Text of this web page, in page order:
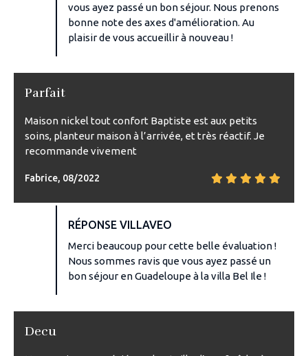
vous ayez passé un bon séjour. Nous prenons
bonne note des axes d'amélioration. Au
plaisir de vous accueillir à nouveau !
Parfait
Maison nickel tout confort Baptiste est aux petits
soins, planteur maison à l’arrivée, et très réactif. Je
recommande vivement
Fabrice, 08/2022
RÉPONSE VILLAVEO
Merci beaucoup pour cette belle évaluation !
Nous sommes ravis que vous ayez passé un
bon séjour en Guadeloupe à la villa Bel Ile !
Decu